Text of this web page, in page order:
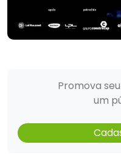
Promova
um